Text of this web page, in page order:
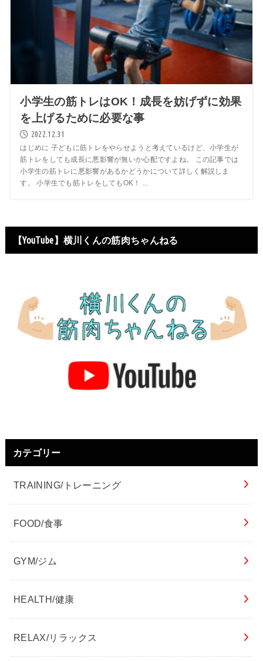
小学生の筋トレはOK！成長を妨げずに効果
を上げるために必要な事
2022.12.31
はじめに 子どもに筋トレをやらせようと考えているけど、小学生が
筋トレをしても成長に悪影響が無いか心配ですよね。 この記事では
小学生の筋トレに悪影響があるかどうかについて詳しく解説しま
す。 小学生でも筋トレをしてもOK！ ...
【YouTube】横川くんの筋肉ちゃんねる
カテゴリー
TRAINING/トレーニング
FOOD/食事
GYM/ジム
HEALTH/健康
RELAX/リラックス